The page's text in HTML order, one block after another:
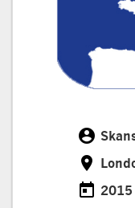
account_circle
room
today 2015